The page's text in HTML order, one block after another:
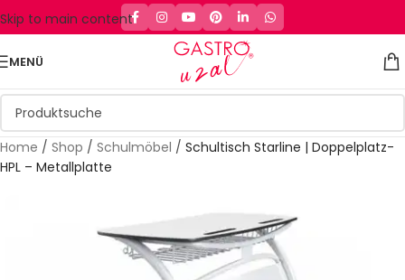
Skip to main content
MENÜ
Home / Shop / Schulmöbel / Schultisch Starline | Doppelplatz-
HPL – Metallplatte